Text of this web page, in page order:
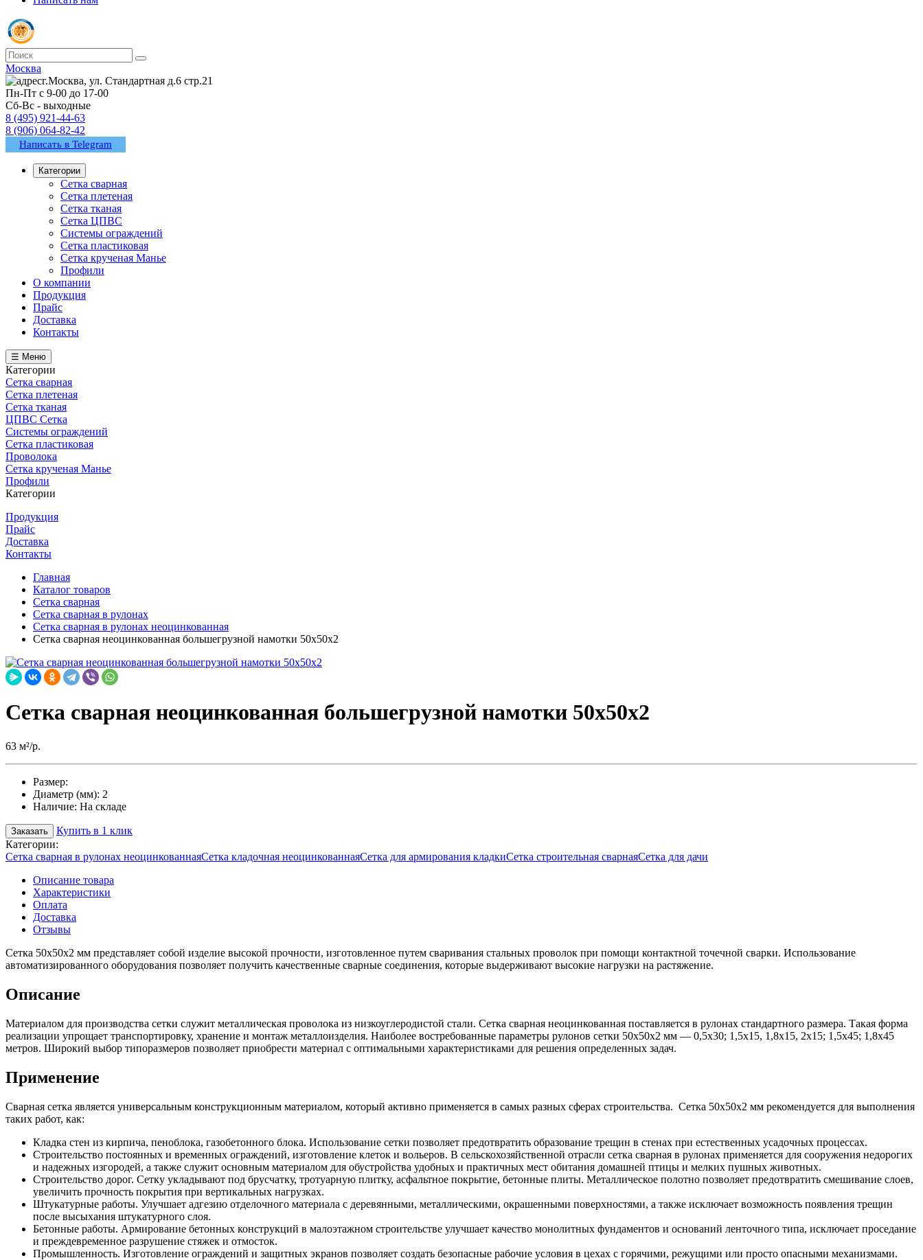
Москва
г.Москва, ул. Стандартная д.6 стр.21
Пн-Пт с 9-00 до 17-00
Сб-Вс - выходные
8 (495) 921-44-63
8 (906) 064-82-42
Написать в Telegram
Категории
Сетка сварная
Сетка плетеная
Сетка тканая
Сетка ЦПВС
Системы ограждений
Сетка пластиковая
Сетка крученая Манье
Профили
О компании
Продукция
Прайс
Доставка
Контакты
☰ Меню
Категории
Сетка сварная
Сетка плетеная
Сетка тканая
ЦПВС Сетка
Системы ограждений
Сетка пластиковая
Проволока
Сетка крученая Манье
Профили
Категории
Продукция
Прайс
Доставка
Контакты
Главная
Каталог товаров
Сетка сварная
Сетка сварная в рулонах
Сетка сварная в рулонах неоцинкованная
Сетка сварная неоцинкованная большегрузной намотки 50х50х2
Сетка сварная неоцинкованная большегрузной намотки 50х50х2
63 м²/р.
Размер:
Диаметр (мм): 2
Наличие: На складе
Заказать
Купить в 1 клик
Категории:
Сетка сварная в рулонах неоцинкованнаяСетка кладочная неоцинкованнаяСетка для армирования кладкиСетка строительная сварнаяСетка для дачи
Описание товара
Характеристики
Оплата
Доставка
Отзывы
Сетка 50х50х2 мм представляет собой изделие высокой прочности, изготовленное путем сваривания стальных проволок при помощи контактной точечной сварки. Использование
автоматизированного оборудования позволяет получить качественные сварные соединения, которые выдерживают высокие нагрузки на растяжение.
Описание
Материалом для производства сетки служит металлическая проволока из низкоуглеродистой стали. Сетка сварная неоцинкованная поставляется в рулонах стандартного размера. Такая форма
реализации упрощает транспортировку, хранение и монтаж металлоизделия. Наиболее востребованные параметры рулонов сетки 50х50х2 мм — 0,5х30; 1,5х15, 1,8х15, 2х15; 1,5х45; 1,8х45
метров. Широкий выбор типоразмеров позволяет приобрести материал с оптимальными характеристиками для решения определенных задач.
Применение
Сварная сетка является универсальным конструкционным материалом, который активно применяется в самых разных сферах строительства. Cетка 50х50х2 мм рекомендуется для выполнения
таких работ, как:
Кладка стен из кирпича, пеноблока, газобетонного блока. Использование сетки позволяет предотвратить образование трещин в стенах при естественных усадочных процессах.
Строительство постоянных и временных ограждений, изготовление клеток и вольеров. В сельскохозяйственной отрасли сетка сварная в рулонах применяется для сооружения недорогих
и надежных изгородей, а также служит основным материалом для обустройства удобных и практичных мест обитания домашней птицы и мелких пушных животных.
Строительство дорог. Сетку укладывают под брусчатку, тротуарную плитку, асфальтное покрытие, бетонные плиты. Металлическое полотно позволяет предотвратить смешивание слоев,
увеличить прочность покрытия при вертикальных нагрузках.
Штукатурные работы. Улучшает адгезию отделочного материала с деревянными, металлическими, окрашенными поверхностями, а также исключает возможность появления трещин
после высыхания штукатурного слоя.
Бетонные работы. Армирование бетонных конструкций в малоэтажном строительстве улучшает качество монолитных фундаментов и оснований ленточного типа, исключает проседание
и преждевременное разрушение стяжек и отмосток.
Промышленность. Изготовление ограждений и защитных экранов позволяет создать безопасные рабочие условия в цехах с горячими, режущими или просто опасными механизмами.